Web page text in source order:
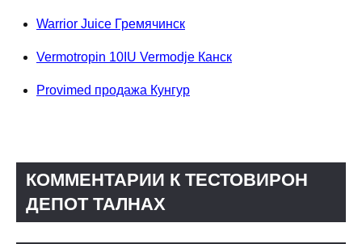
Warrior Juice Гремячинск
Vermotropin 10IU Vermodje Канск
Provimed продажа Кунгур
КОММЕНТАРИИ К ТЕСТОВИРОН
ДЕПОТ ТАЛНАХ